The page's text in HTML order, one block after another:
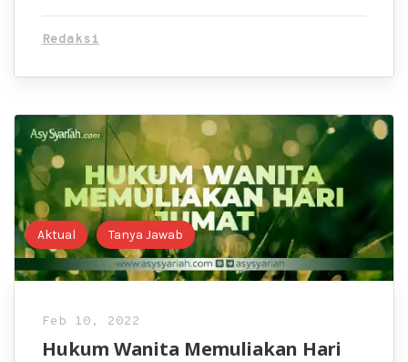
Redaksi
Aktual Tanya Jawab
Feb 10, 2022
Hukum Wanita Memuliakan Hari